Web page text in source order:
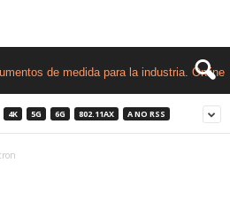
4K 5G 6G 802.11AX A NO RSS